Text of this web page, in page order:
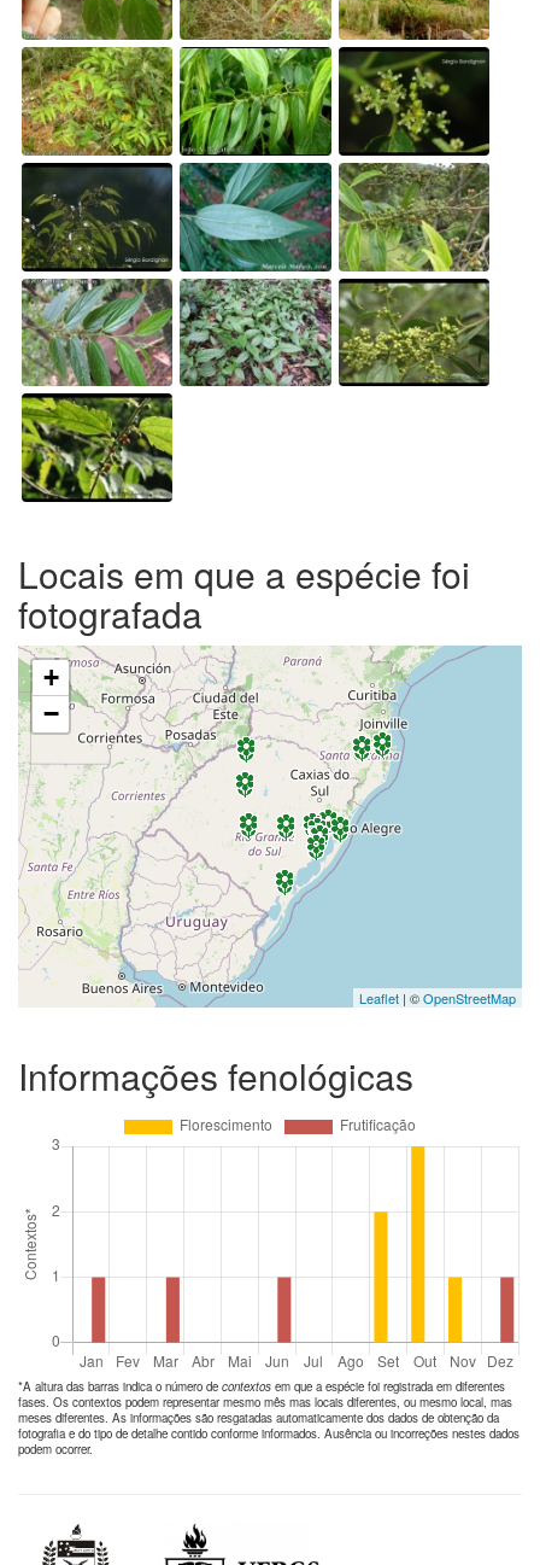
Locais em que a espécie foi
fotografada
+
−
Leaflet | ©OpenStreetMap
Informações fenológicas
*A altura das barras indica o número de contextos em que a espécie foi registrada em diferentes
fases. Os contextos podem representar mesmo mês mas locais diferentes, ou mesmo local, mas
meses diferentes. As informações são resgatadas automaticamente dos dados de obtenção da
fotografia e do tipo de detalhe contido conforme informados. Ausência ou incorreções nestes dados
podem ocorrer.